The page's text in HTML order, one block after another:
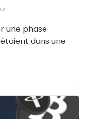
une phase
dans une